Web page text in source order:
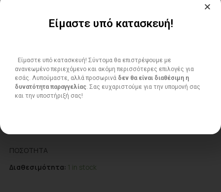
55.00€
Διακοσμητικό κεραμικό μόμπιλε γλάροι
ΠΟΣΌΤΗΤΑ
Διαθεσιμότητα: 1 in stock
Είμαστε υπό κατασκευή!
Είμαστε υπό κατασκευή! Σύντομα θα επιστρέψουμε με
ανανεωμένο περιεχόμενο και ακόμη περισσότερες επιλογές για
εσάς. Λυπούμαστε, αλλά προσωρινά δεν θα είναι διαθέσιμη η
δυνατότητα παραγγελίας. Σας ευχαριστούμε για την υπομονή σας
και την υποστήριξή σας!